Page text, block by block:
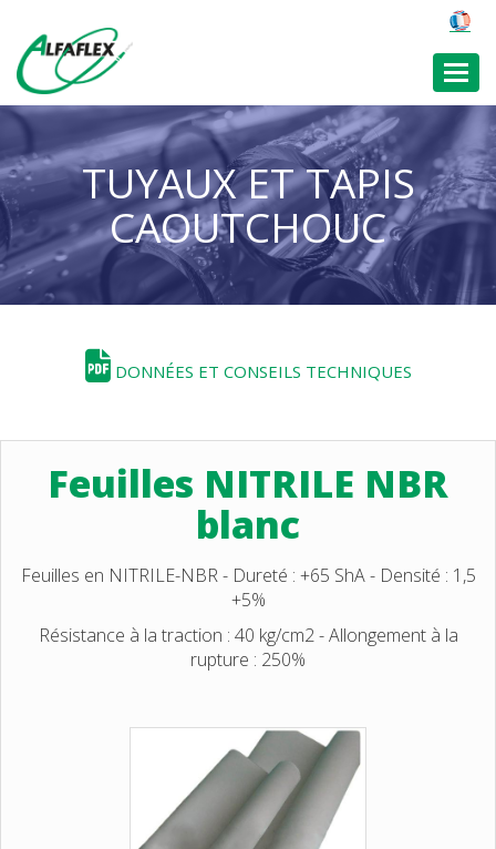
TUYAUX ET TAPIS
CAOUTCHOUC
DONNÉES ET CONSEILS TECHNIQUES
Feuilles NITRILE NBR
blanc
Feuilles en NITRILE-NBR - Dureté : +65 ShA - Densité : 1,5
+5%
Résistance à la traction : 40 kg/cm2 - Allongement à la
rupture : 250%